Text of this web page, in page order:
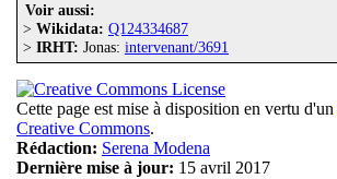
Voir aussi:
> Wikidata: Q124334687
> IRHT: Jonas: intervenant/3691
Cette page est mise à disposition en vertu d'un
Creative Commons.
Rédaction: Serena Modena
Dernière mise à jour: 15 avril 2017